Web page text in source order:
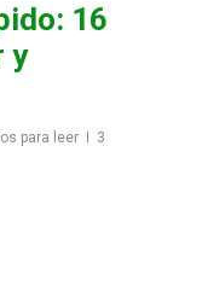
16
y
para leer 3